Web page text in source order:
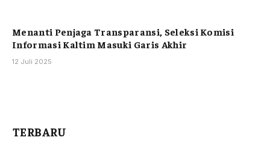
Menanti Penjaga Transparansi, Seleksi Komisi
Informasi Kaltim Masuki Garis Akhir
12 Juli 2025
TERBARU